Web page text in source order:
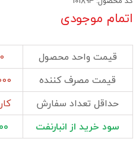
اتمام موجودی
قیمت واحد محصول
قیمت مصرف کننده
حداقل تعداد سفارش
سود خرید از انبارنفت